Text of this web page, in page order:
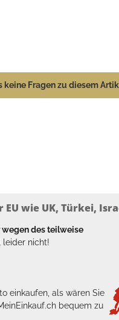
keine Fragen zu diesem
wie UK, Türkei,
wegen des teilweise
leider nicht!
einkaufen, als wären Sie
bequem zu